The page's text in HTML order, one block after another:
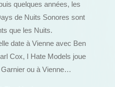
quelques années, les
de Nuits Sonores sont
que les Nuits.
date à Vienne avec Ben
Cox, I Hate Models joue
Garnier ou à Vienne…